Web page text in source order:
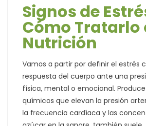
Signos de
Cómo Tratarlo
Nutrición
Vamos a partir por definir el estrés
respuesta del cuerpo ante una
física, mental o emocional.
químicos que elevan la presión
la frecuencia cardíaca y las